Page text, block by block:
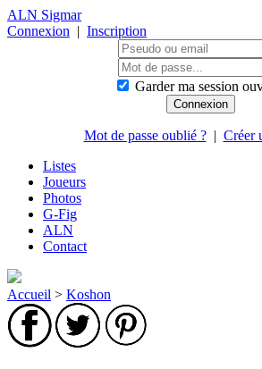
ALN Sigmar
Connexion | Inscription
Garder ma session
Mot de passe oublié ?| Créer
Listes
Joueurs
Photos
G-Fig
ALN
Contact
Accueil > Koshon